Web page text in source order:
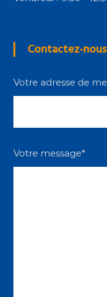
Contactez-nous
Votre adresse de
Votre message*